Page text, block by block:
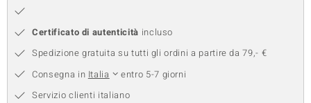
Classics
Certificato di autenticità incluso
Spedizione gratuita su tutti gli ordini a partire da 79,- €
Consegna in Italia
entro 5-7 giorni
Servizio clienti italiano